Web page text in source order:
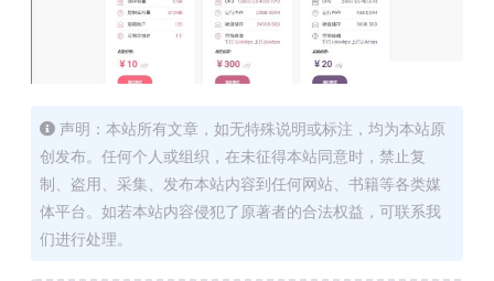
声明：本站所有文章，如无特殊说明或标注，均为本站原
创发布。任何个人或组织，在未征得本站同意时，禁止复
制、盗用、采集、发布本站内容到任何网站、书籍等各类媒
体平台。如若本站内容侵犯了原著者的合法权益，可联系我
们进行处理。